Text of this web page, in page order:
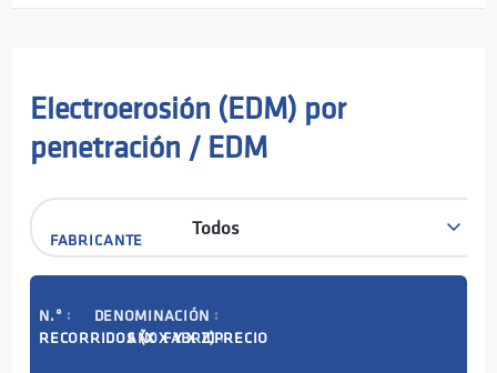
Electroerosión (EDM) por
penetración / EDM
FABRICANTE
N.º ↕ DENOMINACIÓN ↕
RECORRIDOS (X X Y X Z)
AÑO FABRIC↕
PRECIO